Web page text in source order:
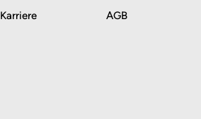
Karriere AGB